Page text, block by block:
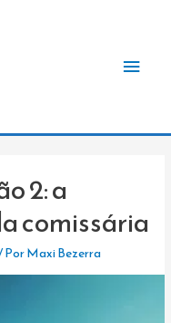
2: a
comissária
PorMaxi Bezerra